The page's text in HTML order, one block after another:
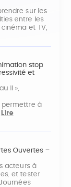
sur les
entre les
et TV,
stop
et
II »,
permettre à
Lire
Ouvertes –
acteurs à
et tester